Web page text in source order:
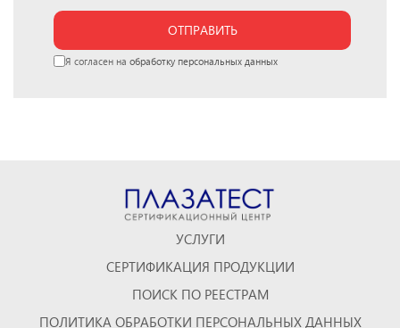
ОТПРАВИТЬ
Я согласен на обработку персональных данных
УСЛУГИ
СЕРТИФИКАЦИЯ ПРОДУКЦИИ
ПОИСК ПО РЕЕСТРАМ
ПОЛИТИКА ОБРАБОТКИ ПЕРСОНАЛЬНЫХ ДАННЫХ